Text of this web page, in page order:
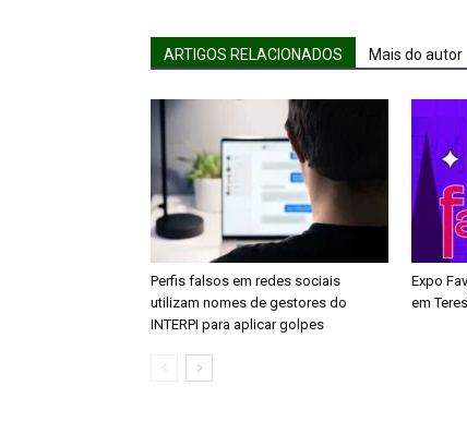
ARTIGOS RELACIONADOS Mais do autor
Perfis falsos em redes sociais
utilizam nomes de gestores do
INTERPI para aplicar golpes
Expo
em